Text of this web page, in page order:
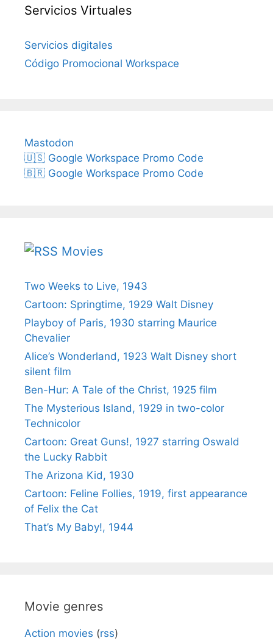
Servicios Virtuales
Servicios digitales
Código Promocional Workspace
Mastodon
🇺🇸 Google Workspace Promo Code
🇧🇷 Google Workspace Promo Code
Movies
Two Weeks to Live, 1943
Cartoon: Springtime, 1929 Walt Disney
Playboy of Paris, 1930 starring Maurice
Chevalier
Alice’s Wonderland, 1923 Walt Disney short
silent film
Ben-Hur: A Tale of the Christ, 1925 film
The Mysterious Island, 1929 in two-color
Technicolor
Cartoon: Great Guns!, 1927 starring Oswald
the Lucky Rabbit
The Arizona Kid, 1930
Cartoon: Feline Follies, 1919, first appearance
of Felix the Cat
That’s My Baby!, 1944
Movie genres
Action movies (rss)